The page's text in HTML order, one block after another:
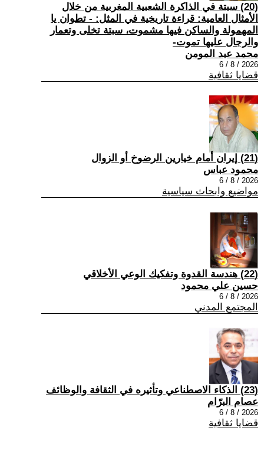
(20) سبتة في الذاكرة الشعبية المغربية من خلال
الأمثال العامية: قراءة تاريخية في المثل: - تطوان يا
المهمولة والساكن فيها مشموت، سبتة تخلى وتعمار
والرجال عليها تموت-
محمد عبد المومن
2026 / 8 / 6
قضايا ثقافية
(21) إيران أمام خيارين الرضوخ أو الزوال
محمود عباس
2026 / 8 / 6
مواضيع وابحاث سياسية
(22) هندسة القدوة وتفكيك الوعي الأخلاقي
حسين علي محمود
2026 / 8 / 6
المجتمع المدني
(23) الذكاء الاصطناعي وتأثيره في الثقافة والوظائف
عصام البرّام
2026 / 8 / 6
قضايا ثقافية